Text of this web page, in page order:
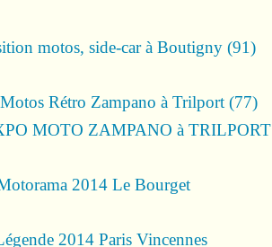
motos, side-car à Boutigny (91)
Rétro Zampano à Trilport (77)
MOTO ZAMPANO à TRILPORT
2014 Le Bourget
2014 Paris Vincennes